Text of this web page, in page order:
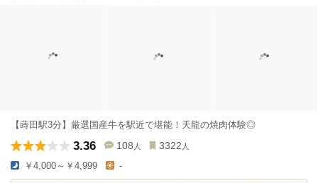
【蒔田駅3分】厳選国産牛を駅近で堪能！天龍の焼肉体験◎
3.36 108 人 3322 人
￥4,000～￥4,999 -